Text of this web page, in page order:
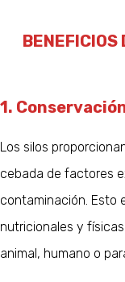
BENEFICIOS
1.
Los silos
cebada de factores
contaminación. Esto
nutricionales y
animal, humano o